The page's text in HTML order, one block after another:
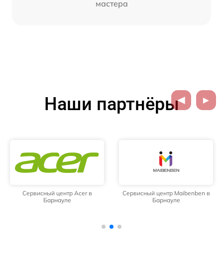
мастера
Наши партнёры
Сервисный центр Acer в
Барнауле
Сервисный центр Maibenben в
Барнауле